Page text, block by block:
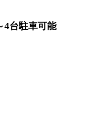
4台駐車可能